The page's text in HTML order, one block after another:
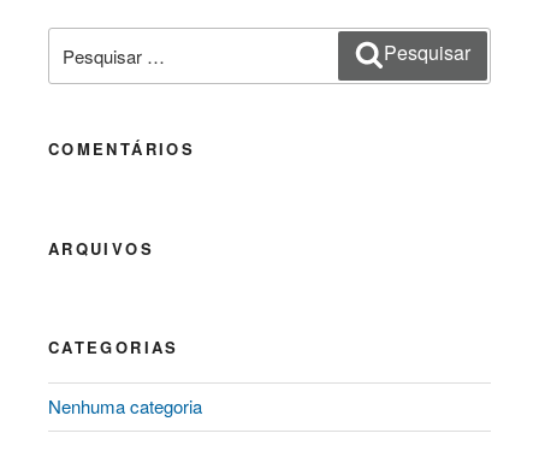
por:
Pesquisar
COMENTÁRIOS
ARQUIVOS
CATEGORIAS
Nenhuma categoria